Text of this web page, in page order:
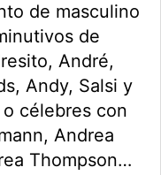
de masculino
de
André,
Andy, Salsi y
célebres con
Andrea
Thompson…